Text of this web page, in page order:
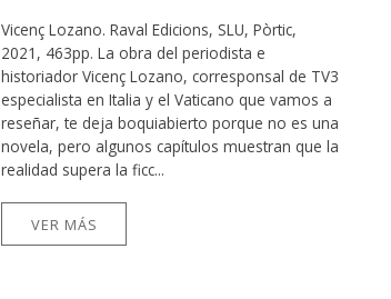
Vicenç Lozano. Raval Edicions, SLU, Pòrtic,
2021, 463pp. La obra del periodista e
historiador Vicenç Lozano, corresponsal de TV3
especialista en Italia y el Vaticano que vamos a
reseñar, te deja boquiabierto porque no es una
novela, pero algunos capítulos muestran que la
realidad supera la ficc...
VER MÁS